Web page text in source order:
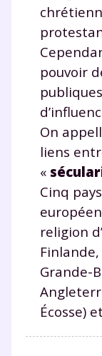
pouvoir
On
liens
«
Cinq
religion
Grande-
Écosse)
et